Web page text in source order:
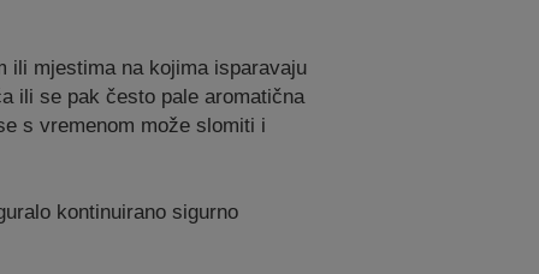
ili mjestima na kojima isparavaju
ili se pak često pale aromatična
s vremenom može slomiti i
kontinuirano sigurno